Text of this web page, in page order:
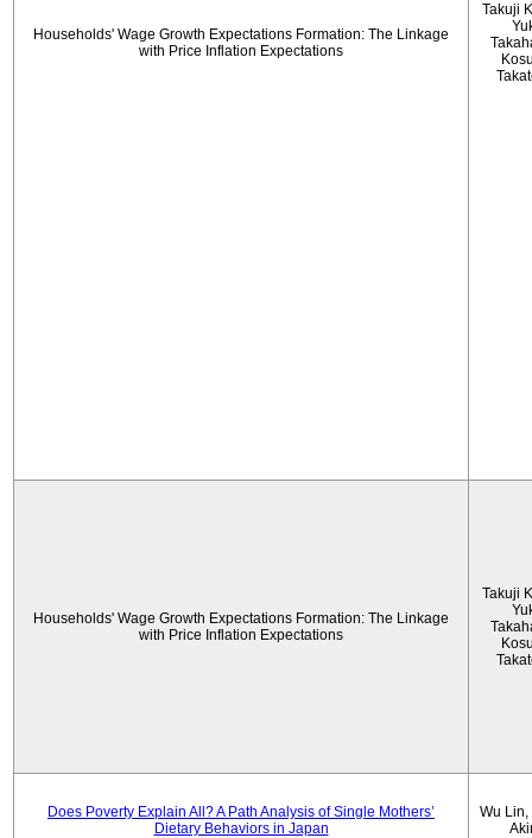
Households' Wage Growth Expectations Formation: The Linkage
with Price Inflation Expectations
Takuji
Households' Wage Growth Expectations Formation: The Linkage
with Price Inflation Expectations
Takuji
Does Poverty Explain All? A Path Analysis of Single Mothers’
Dietary Behaviors in Japan
Wu Lin,